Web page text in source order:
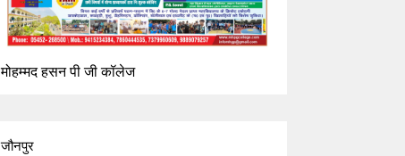
मोहम्मद हसन पी जी कॉलेज
जौनपुर